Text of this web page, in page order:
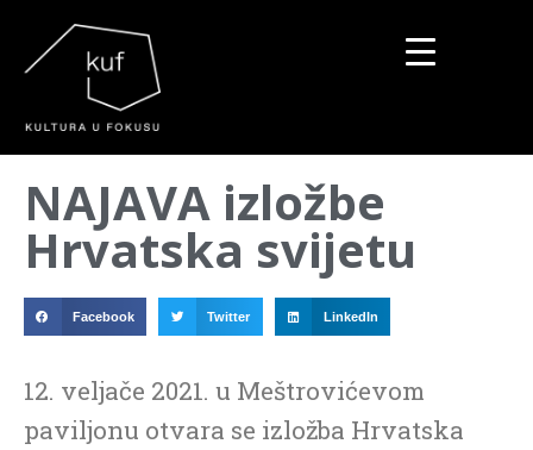
NAJAVA izložbe
Hrvatska svijetu
Facebook Twitter LinkedIn
12. veljače 2021. u Meštrovićevom
paviljonu otvara se izložba Hrvatska
▼
▼